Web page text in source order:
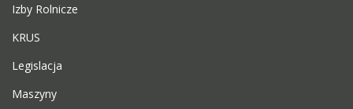
Izby Rolnicze
KRUS
Legislacja
Maszyny